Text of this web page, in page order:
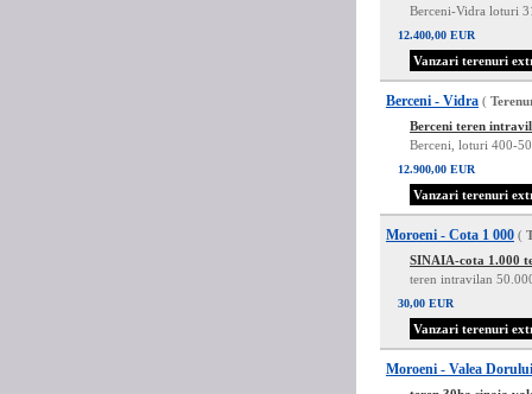
Berceni-Vidra loturi
12.400,00 EUR
Vanzari terenuri
Berceni - Vidra (
Berceni teren
Berceni, loturi 400-
12.900,00 EUR
Vanzari terenuri
Moroeni - Cota 1 000 (
SINAIA-cota 1.000
teren intravilan
30,00 EUR
Vanzari terenuri
Moroeni - Valea Dorului